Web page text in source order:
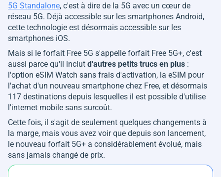
5G Standalone, c'est à dire de la 5G avec un cœur de
réseau 5G. Déjà accessible sur les smartphones Android,
cette technologie est désormais accessible sur les
smartphones iOS.
Mais si le forfait Free 5G s'appelle forfait Free 5G+, c'est
aussi parce qu'il inclut d'autres petits trucs en plus :
l'option eSIM Watch sans frais d'activation, la eSIM pour
l'achat d'un nouveau smartphone chez Free, et désormais
117 destinations depuis lesquelles il est possible d'utilise
l'internet mobile sans surcoût.
Cette fois, il s'agit de seulement quelques changements à
la marge, mais vous avez voir que depuis son lancement,
le nouveau forfait 5G+ a considérablement évolué, mais
sans jamais changé de prix.